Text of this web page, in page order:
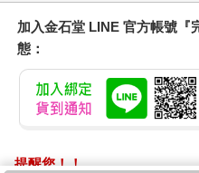
加入金石堂 LINE 官方帳號『
態：
提醒您！！